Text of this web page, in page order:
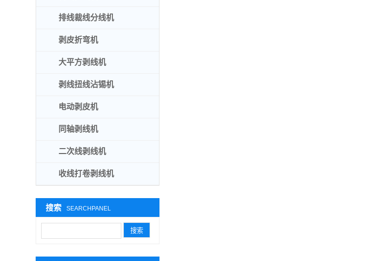
排线裁线分线机
剥皮折弯机
大平方剥线机
剥线扭线沾锡机
电动剥皮机
同轴剥线机
二次线剥线机
收线打卷剥线机
搜索 SEARCHPANEL